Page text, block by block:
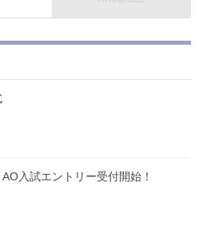
AO入試エントリー受付開始！